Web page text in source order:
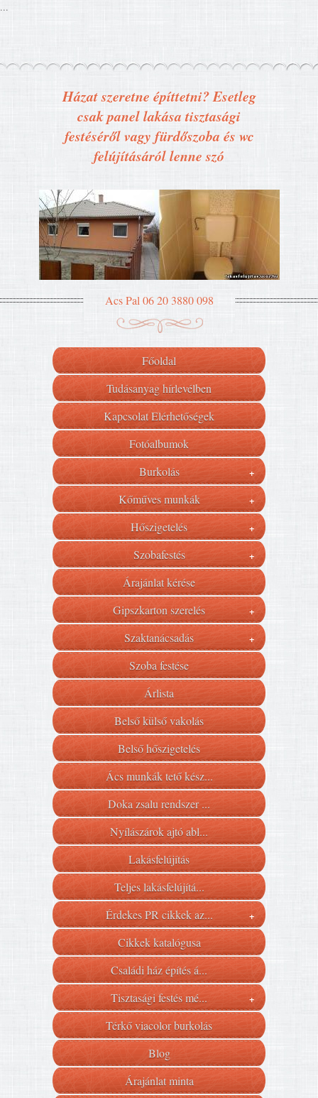
...
Házat szeretne építtetni? Esetleg
csak panel lakása tisztasági
festéséről vagy fürdőszoba és wc
felújításáról lenne szó
Acs Pal 06 20 3880 098
Főoldal
Tudásanyag hírlevélben
Kapcsolat Elérhetőségek
Fotóalbumok
Burkolás
+
Kőműves munkák +
Hőszigetelés +
Szobafestés +
Árajánlat kérése
Gipszkarton szerelés
+
Szaktanácsadás +
Szoba festése
Árlista
Belső külső vakolás
Belső hőszigetelés
Ács munkák tető kész...
Doka zsalu rendszer ...
Nyílászárok ajtó abl...
Lakásfelújítás
Teljes lakásfelújítá...
Érdekes PR cikkek az...
+
Cikkek katalógusa
Családi ház építés á...
Tisztasági festés mé...
+
Térkő viacolor burkolás
Blog
Árajánlat minta